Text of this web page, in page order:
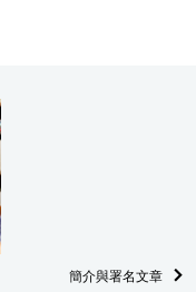
簡介與署名文章